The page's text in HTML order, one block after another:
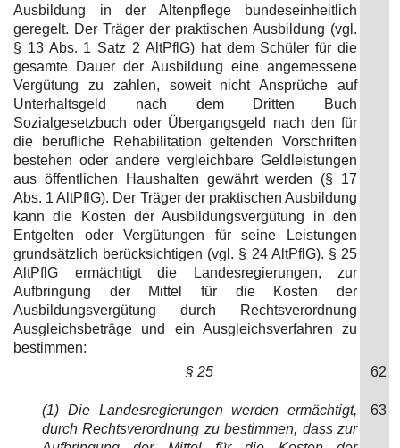
Ausbildung in der Altenpflege bundeseinheitlich
geregelt. Der Träger der praktischen Ausbildung (vgl.
§ 13 Abs. 1 Satz 2 AltPflG) hat dem Schüler für die
gesamte Dauer der Ausbildung eine angemessene
Vergütung zu zahlen, soweit nicht Ansprüche auf
Unterhaltsgeld nach dem Dritten Buch
Sozialgesetzbuch oder Übergangsgeld nach den für
die berufliche Rehabilitation geltenden Vorschriften
bestehen oder andere vergleichbare Geldleistungen
aus öffentlichen Haushalten gewährt werden (§ 17
Abs. 1 AltPflG). Der Träger der praktischen Ausbildung
kann die Kosten der Ausbildungsvergütung in den
Entgelten oder Vergütungen für seine Leistungen
grundsätzlich berücksichtigen (vgl. § 24 AltPflG). § 25
AltPflG ermächtigt die Landesregierungen, zur
Aufbringung der Mittel für die Kosten der
Ausbildungsvergütung durch Rechtsverordnung
Ausgleichsbeträge und ein Ausgleichsverfahren zu
bestimmen:
§ 25 62
(1) Die Landesregierungen werden ermächtigt,
durch Rechtsverordnung zu bestimmen, dass zur
63